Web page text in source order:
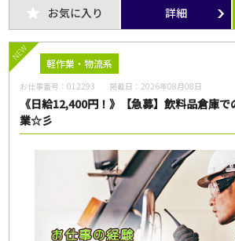
お気に入り 詳細
NEW
軽作業・物流系
お仕事番号：012293 掲載日： 2026年08月08日
《日給12,400円！》【急募】飲料品倉庫
業☆彡